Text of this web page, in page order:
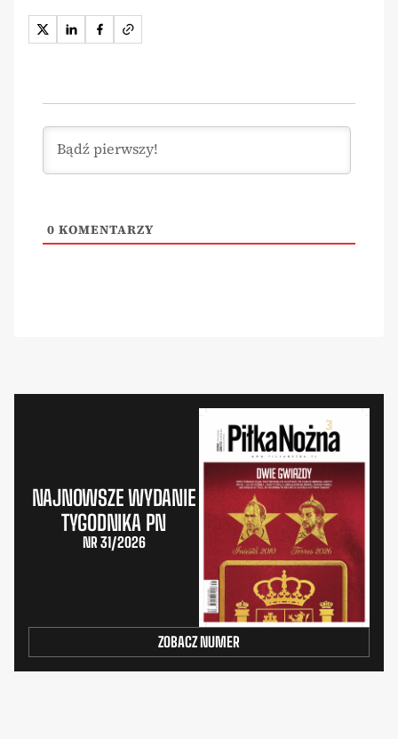
0 KOMENTARZY
NAJNOWSZE WYDANIE
TYGODNIKA PN
NR 31/2026
ZOBACZ NUMER